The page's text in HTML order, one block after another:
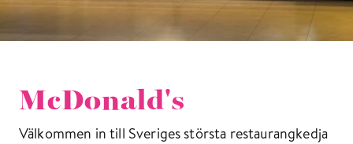
McDonald's
Välkommen in till Sveriges största restaurangkedja